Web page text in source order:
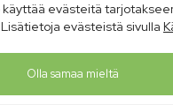
France
käyttää evästeitä
evästeistä sivulla
Olla samaa mieltä